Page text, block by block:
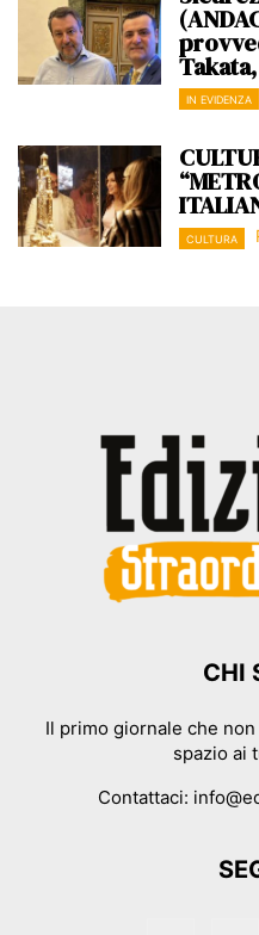
IN EVIDENZA
CULTURA
CHI
Il primo giornale che
spazio ai
Contattaci: